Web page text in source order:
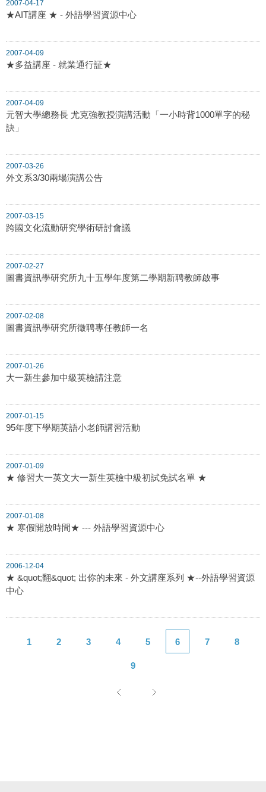
2007-04-17
★AIT講座 ★ - 外語學習資源中心
2007-04-09
★多益講座 - 就業通行証★
2007-04-09
元智大學總務長 尤克強教授演講活動「一小時背1000單字的秘
訣」
2007-03-26
外文系3/30兩場演講公告
2007-03-15
跨國文化流動研究學術研討會議
2007-02-27
圖書資訊學研究所九十五學年度第二學期新聘教師啟事
2007-02-08
圖書資訊學研究所徵聘專任教師一名
2007-01-26
大一新生參加中級英檢請注意
2007-01-15
95年度下學期英語小老師講習活動
2007-01-09
★ 修習大一英文大一新生英檢中級初試免試名單 ★
2007-01-08
★ 寒假開放時間★ --- 外語學習資源中心
2006-12-04
★ &quot;翻&quot; 出你的未來 - 外文講座系列 ★--外語學習資源
中心
1 2 3 4 5 6 7 8
9